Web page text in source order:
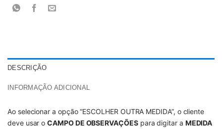
DESCRIÇÃO
INFORMAÇÃO ADICIONAL
Ao selecionar a opção “ESCOLHER OUTRA MEDIDA”, o cliente
deve usar oCAMPO DE OBSERVAÇÕESpara digitar a MEDIDA